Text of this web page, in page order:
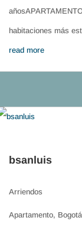
habitaciones más
read more
bsanluis
Arriendos
Apartamento,